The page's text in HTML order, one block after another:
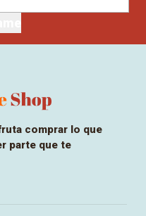
comprar lo que
parte que te